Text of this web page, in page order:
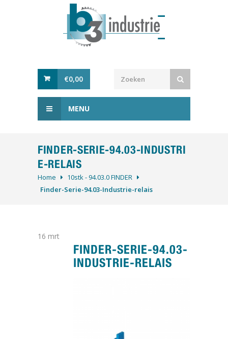
€0,00
MENU
FINDER-SERIE-94.03-INDUSTRI
E-RELAIS
Home
10stk - 94.03.0 FINDER
Finder-Serie-94.03-Industrie-relais
16 mrt
FINDER-SERIE-94.03-
INDUSTRIE-RELAIS